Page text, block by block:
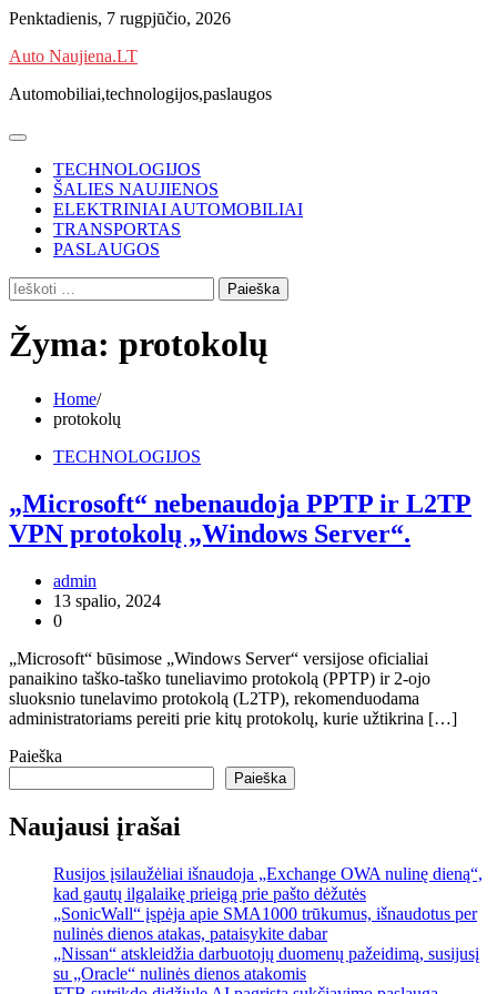
Skip
content
Penktadienis, 7 rugpjūčio, 2026
Auto Naujiena.LT
Automobiliai,technologijos,paslaugos
TECHNOLOGIJOS
ŠALIES NAUJIENOS
ELEKTRINIAI AUTOMOBILIAI
TRANSPORTAS
PASLAUGOS
Ieškoti:
Žyma: protokolų
Home
protokolų
TECHNOLOGIJOS
„Microsoft“ nebenaudoja PPTP ir L2TP
VPN protokolų „Windows Server“.
admin
13 spalio, 2024
0
„Microsoft“ būsimose „Windows Server“ versijose oficialiai
panaikino taško-taško tuneliavimo protokolą (PPTP) ir 2-ojo
sluoksnio tunelavimo protokolą (L2TP), rekomenduodama
administratoriams pereiti prie kitų protokolų, kurie užtikrina […]
Paieška
Paieška
Naujausi įrašai
Rusijos įsilaužėliai išnaudoja „Exchange OWA nulinę dieną“,
kad gautų ilgalaikę prieigą prie pašto dėžutės
„SonicWall“ įspėja apie SMA1000 trūkumus, išnaudotus per
nulinės dienos atakas, pataisykite dabar
„Nissan“ atskleidžia darbuotojų duomenų pažeidimą, susijusį
su „Oracle“ nulinės dienos atakomis